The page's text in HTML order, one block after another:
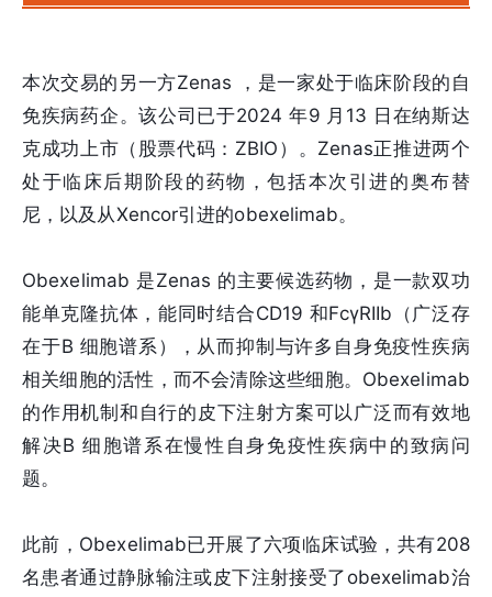
本次交易的另一方Zenas ，是一家处于临床阶段的自
免疾病药企。该公司已于2024 年9 月13 日在纳斯达
克成功上市（股票代码：ZBIO）。Zenas正推进两个
处于临床后期阶段的药物，包括本次引进的奥布替
尼，以及从Xencor引进的obexelimab。
Obexelimab 是Zenas 的主要候选药物，是一款双功
能单克隆抗体，能同时结合CD19 和FcγRIIb（广泛存
在于B 细胞谱系），从而抑制与许多自身免疫性疾病
相关细胞的活性，而不会清除这些细胞。Obexelimab
的作用机制和自行的皮下注射方案可以广泛而有效地
解决B 细胞谱系在慢性自身免疫性疾病中的致病问
题。
此前，Obexelimab已开展了六项临床试验，共有208
名患者通过静脉输注或皮下注射接受了obexelimab治